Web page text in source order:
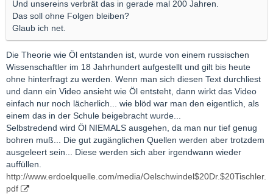
Und unsereins verbrät das in gerade mal 200 Jahren.
Das soll ohne Folgen bleiben?
Glaub ich net.
Die Theorie wie Öl entstanden ist, wurde von einem russischen
Wissenschaftler im 18 Jahrhundert aufgestellt und gilt bis heute
ohne hinterfragt zu werden. Wenn man sich diesen Text durchliest
und dann ein Video ansieht wie Öl entsteht, dann wirkt das Video
einfach nur noch lächerlich... wie blöd war man den eigentlich, als
einem das in der Schule beigebracht wurde...
Selbstredend wird Öl NIEMALS ausgehen, da man nur tief genug
bohren muß... Die gut zugänglichen Quellen werden aber trotzdem
ausgeleert sein... Diese werden sich aber irgendwann wieder
auffüllen.
http://www.erdoelquelle.com/media/Oelschwindel$20Dr.$20Tischler.
pdf